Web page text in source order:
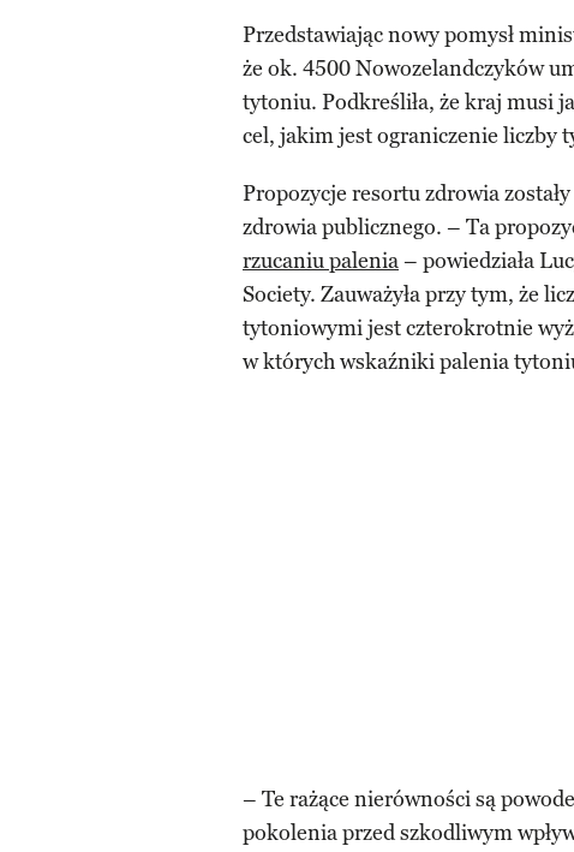
Przedstawiając nowy pomysł
że ok. 4500 Nowozelandczyków
tytoniu. Podkreśliła, że kraj musi
cel, jakim jest ograniczenie liczby
Propozycje resortu zdrowia
zdrowia publicznego. – Ta
rzucaniu palenia– powiedziała
Society. Zauważyła przy tym, że
tytoniowymi jest czterokrotnie
w których wskaźniki palenia
– Te rażące nierówności są
pokolenia przed szkodliwym